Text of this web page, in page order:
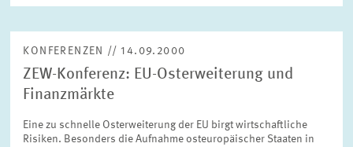
KONFERENZEN // 14.09.2000
ZEW-Konferenz: EU-Osterweiterung und
Finanzmärkte
Eine zu schnelle Osterweiterung der EU birgt wirtschaftliche
Risiken. Besonders die Aufnahme osteuropäischer Staaten in